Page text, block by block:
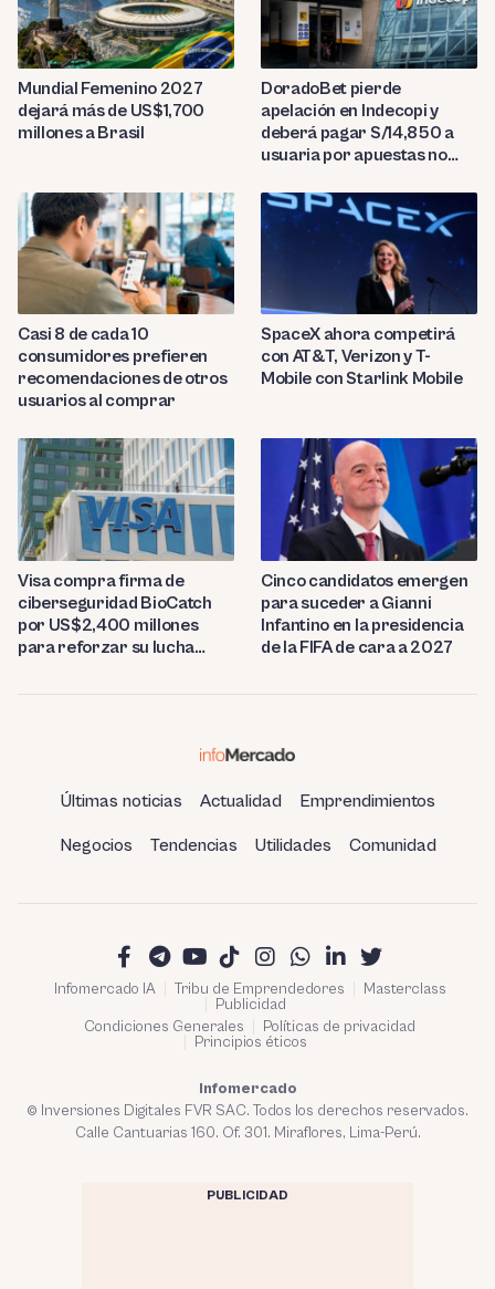
Mundial Femenino 2027
dejará más de US$1,700
millones a Brasil
DoradoBet pierde
apelación en Indecopi y
deberá pagar S/14,850 a
usuaria por apuestas no
Casi 8 de cada 10
consumidores prefieren
recomendaciones de otros
usuarios al comprar
SpaceX ahora competirá
con AT&T, Verizon y T-
Mobile con Starlink Mobile
Visa compra firma de
ciberseguridad BioCatch
por US$2,400 millones
para reforzar su lucha
Cinco candidatos emergen
para suceder a Gianni
Infantino en la presidencia
de la FIFA de cara a 2027
Últimas noticias Actualidad Emprendimientos
Negocios Tendencias Utilidades Comunidad
Infomercado IA Tribu de Emprendedores
Masterclass
Publicidad
Condiciones Generales
Políticas de privacidad
Principios éticos
Infomercado
© Inversiones Digitales FVR SAC. Todos los derechos reservados.
Calle Cantuarias 160. Of. 301. Miraflores, Lima-Perú.
PUBLICIDAD